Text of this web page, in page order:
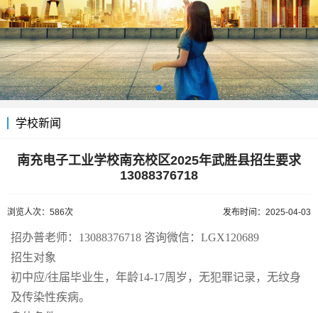
学校新闻
南充电子工业学校南充校区2025年武胜县招生要求
13088376718
浏览人次：586次 发布时间：2025-04-03
招办普老师：13088376718 咨询微信：LGX120689
招生对象
初中应/往届毕业生，年龄14-17周岁，无犯罪记录，无纹身
及传染性疾病。